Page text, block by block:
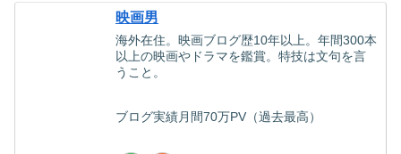
映画男
海外在住。映画ブログ歴10年以上。年間300本
以上の映画やドラマを鑑賞。特技は文句を言
うこと。
ブログ実績月間70万PV（過去最高）